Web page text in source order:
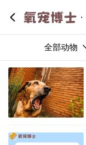
全部动物